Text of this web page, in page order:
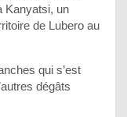
Kanyatsi, un
de Lubero au
qui s’est
dégâts